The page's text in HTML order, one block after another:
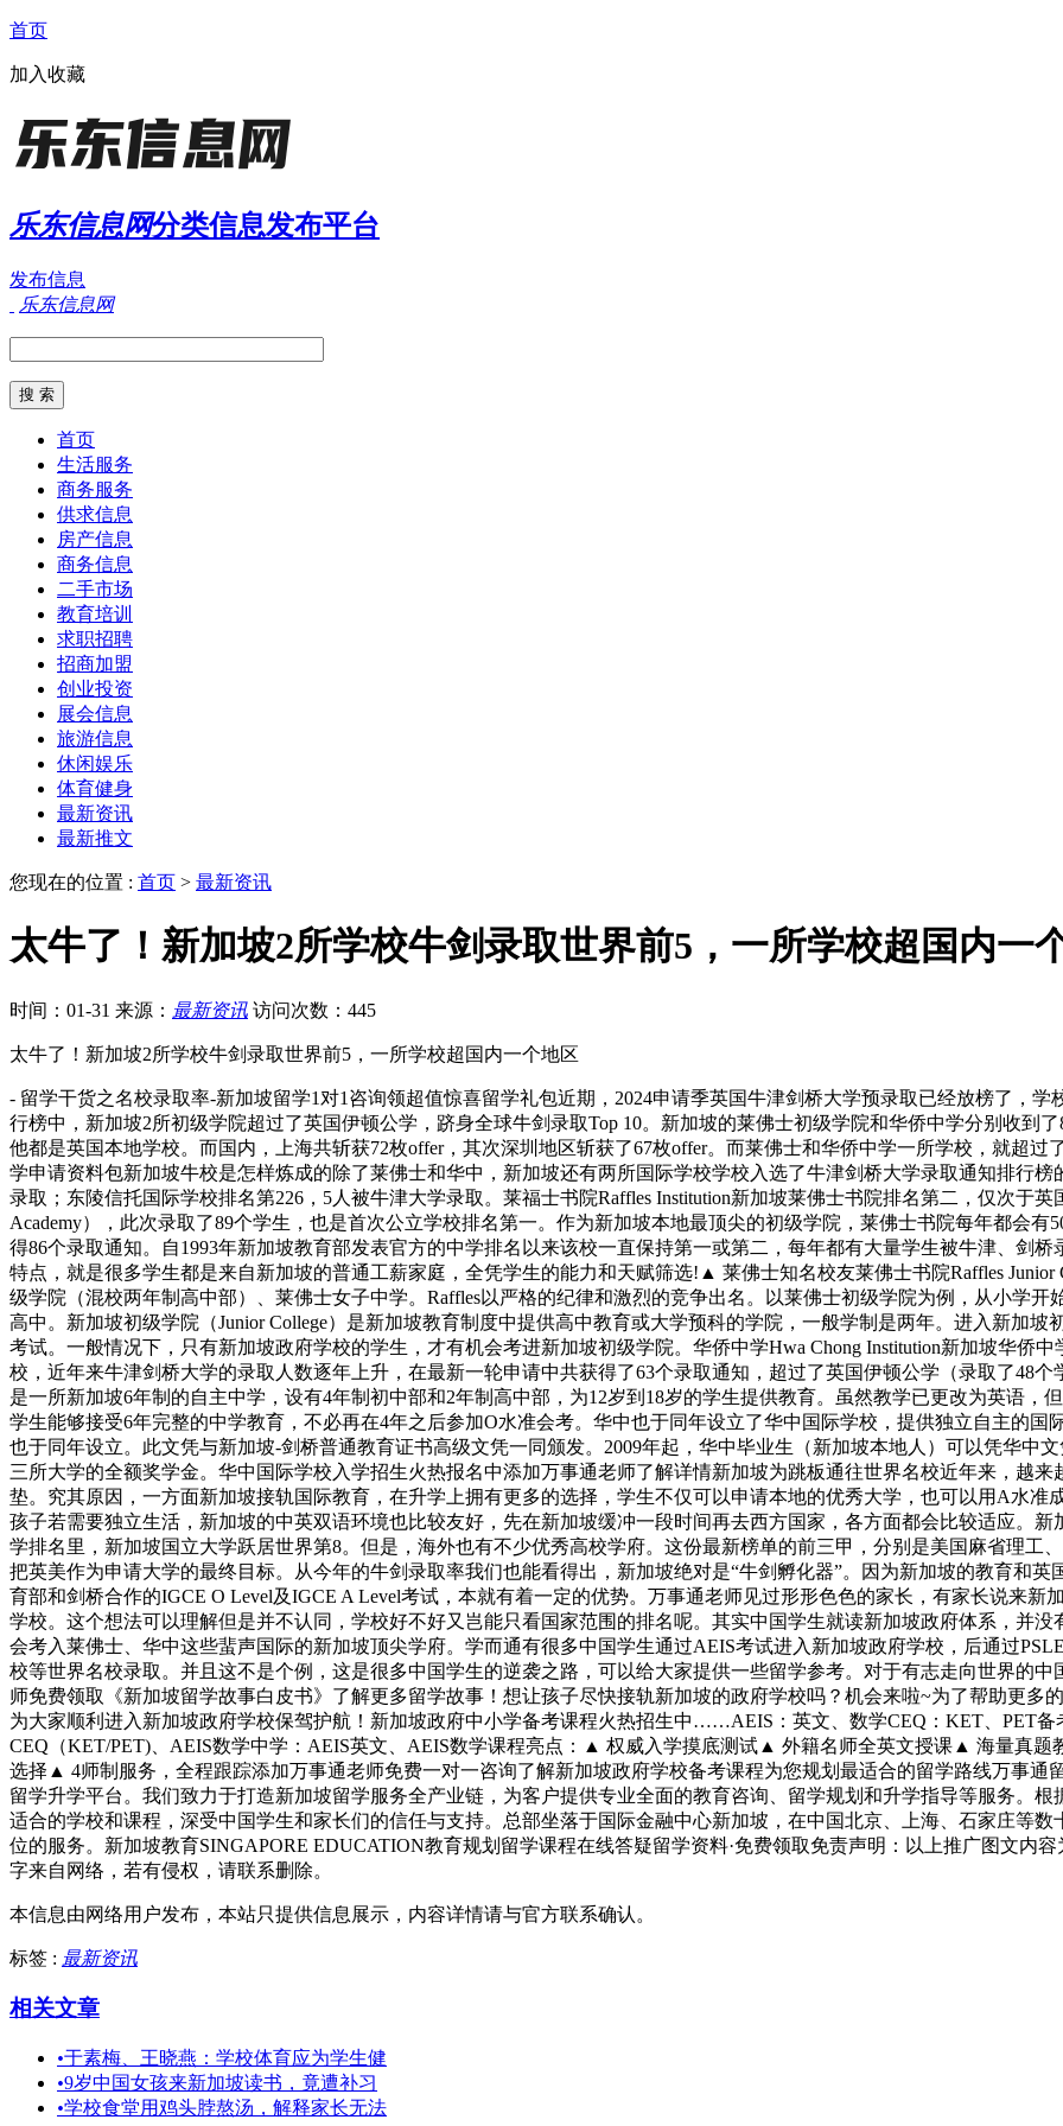
首页
加入收藏
乐东信息网分类信息发布平台
发布信息
乐东信息网
首页
生活服务
商务服务
供求信息
房产信息
商务信息
二手市场
教育培训
求职招聘
招商加盟
创业投资
展会信息
旅游信息
休闲娱乐
体育健身
最新资讯
最新推文
您现在的位置 : 首页 > 最新资讯
太牛了！新加坡2所学校牛剑录取世界前5，一所学校超国内一
时间：01-31 来源： 最新资讯 访问次数：445
太牛了！新加坡2所学校牛剑录取世界前5，一所学校超国内一个地区
- 留学干货之名校录取率-新加坡留学1对1咨询领超值惊喜留学礼包近期，2024申请季英国牛津剑桥大学预录取已经放榜了，
行榜中，新加坡2所初级学院超过了英国伊顿公学，跻身全球牛剑录取Top 10。新加坡的莱佛士初级学院和华侨中学分别收到
他都是英国本地学校。而国内，上海共斩获72枚offer，其次深圳地区斩获了67枚offer。而莱佛士和华侨中学一所学校，就超
学申请资料包新加坡牛校是怎样炼成的除了莱佛士和华中，新加坡还有两所国际学校学校入选了牛津剑桥大学录取通知排行
录取；东陵信托国际学校排名第226，5人被牛津大学录取。莱福士书院Raffles Institution新加坡莱佛士书院排名第二，仅次于
Academy），此次录取了89个学生，也是首次公立学校排名第一。作为新加坡本地最顶尖的初级学院，莱佛士书院每年都会
得86个录取通知。自1993年新加坡教育部发表官方的中学排名以来该校一直保持第一或第二，每年都有大量学生被牛津、剑
特点，就是很多学生都是来自新加坡的普通工薪家庭，全凭学生的能力和天赋筛选!▲ 莱佛士知名校友莱佛士书院Raffles
级学院（混校两年制高中部）、莱佛士女子中学。Raffles以严格的纪律和激烈的竞争出名。以莱佛士初级学院为例，从小学
高中。新加坡初级学院（Junior College）是新加坡教育制度中提供高中教育或大学预科的学院，一般学制是两年。进入新加
考试。一般情况下，只有新加坡政府学校的学生，才有机会考进新加坡初级学院。华侨中学Hwa Chong Institution新加坡华侨
校，近年来牛津剑桥大学的录取人数逐年上升，在最新一轮申请中共获得了63个录取通知，超过了英国伊顿公学（录取了48个
是一所新加坡6年制的自主中学，设有4年制初中部和2年制高中部，为12岁到18岁的学生提供教育。虽然教学已更改为英语，
学生能够接受6年完整的中学教育，不必再在4年之后参加O水准会考。华中也于同年设立了华中国际学校，提供独立自主的国
也于同年设立。此文凭与新加坡-剑桥普通教育证书高级文凭一同颁发。2009年起，华中毕业生（新加坡本地人）可以凭华中
三所大学的全额奖学金。华中国际学校入学招生火热报名中添加万事通老师了解详情新加坡为跳板通往世界名校近年来，越
垫。究其原因，一方面新加坡接轨国际教育，在升学上拥有更多的选择，学生不仅可以申请本地的优秀大学，也可以用A水
孩子若需要独立生活，新加坡的中英双语环境也比较友好，先在新加坡缓冲一段时间再去西方国家，各方面都会比较适应。
学排名里，新加坡国立大学跃居世界第8。但是，海外也有不少优秀高校学府。这份最新榜单的前三甲，分别是美国麻省理工
把英美作为申请大学的最终目标。从今年的牛剑录取率我们也能看得出，新加坡绝对是“牛剑孵化器”。因为新加坡的教育和
育部和剑桥合作的IGCE O Level及IGCE A Level考试，本就有着一定的优势。万事通老师见过形形色色的家长，有家长说来
学校。这个想法可以理解但是并不认同，学校好不好又岂能只看国家范围的排名呢。其实中国学生就读新加坡政府体系，并
会考入莱佛士、华中这些蜚声国际的新加坡顶尖学府。学而通有很多中国学生通过AEIS考试进入新加坡政府学校，后通过
校等世界名校录取。并且这不是个例，这是很多中国学生的逆袭之路，可以给大家提供一些留学参考。对于有志走向世界的
师免费领取《新加坡留学故事白皮书》了解更多留学故事！想让孩子尽快接轨新加坡的政府学校吗？机会来啦~为了帮助更多
为大家顺利进入新加坡政府学校保驾护航！新加坡政府中小学备考课程火热招生中……AEIS：英文、数学CEQ：KET、PET备
CEQ（KET/PET)、AEIS数学中学：AEIS英文、AEIS数学课程亮点：▲ 权威入学摸底测试▲ 外籍名师全英文授课▲ 海量真
选择▲ 4师制服务，全程跟踪添加万事通老师免费一对一咨询了解新加坡政府学校备考课程为您规划最适合的留学路线万事通
留学升学平台。我们致力于打造新加坡留学服务全产业链，为客户提供专业全面的教育咨询、留学规划和升学指导等服务。
适合的学校和课程，深受中国学生和家长们的信任与支持。总部坐落于国际金融中心新加坡，在中国北京、上海、石家庄等
位的服务。新加坡教育SINGAPORE EDUCATION教育规划留学课程在线答疑留学资料·免费领取免责声明：以上推广图文内
字来自网络，若有侵权，请联系删除。
本信息由网络用户发布， 本站只提供信息展示，内容详情请与官方联系确认。
标签 : 最新资讯
相关文章
•于素梅、王晓燕：学校体育应为学生健
•9岁中国女孩来新加坡读书，竟遭补习
•学校食堂用鸡头脖熬汤，解释家长无法